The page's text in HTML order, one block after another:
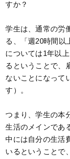
すか？
学生は、通常の労
る、「週20時間以
については1年以
るということで、
ないことになって
す）。
つまり、学生の本
生活のメインであ
中には自分の生活
いるということで